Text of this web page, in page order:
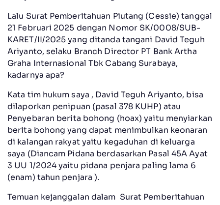
Lalu Surat Pemberitahuan Piutang (Cessie) tanggal
21 Februari 2025 dengan Nomor SK/0008/SUB-
KARET/II/2025 yang ditanda tangani David Teguh
Ariyanto, selaku Branch Director PT Bank Artha
Graha Internasional Tbk Cabang Surabaya,
kadarnya apa?
Kata tim hukum saya , David Teguh Ariyanto, bisa
dilaporkan penipuan (pasal 378 KUHP) atau
Penyebaran berita bohong (hoax) yaitu menyiarkan
berita bohong yang dapat menimbulkan keonaran
di kalangan rakyat yaitu kegaduhan di keluarga
saya (Diancam Pidana berdasarkan Pasal 45A Ayat
3 UU 1/2024 yaitu pidana penjara paling lama 6
(enam) tahun penjara ).
Temuan kejanggalan dalam Surat Pemberitahuan